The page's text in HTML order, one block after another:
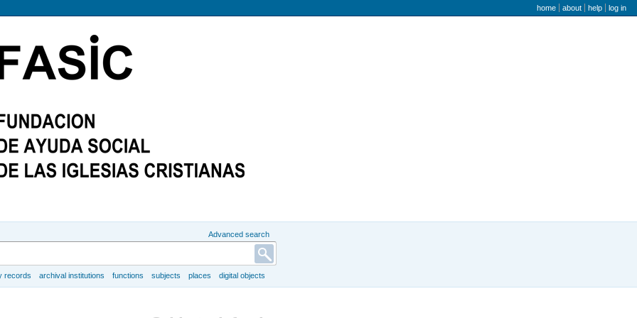
user menu
home about help log in
Advanced search
records archival institutions functions subjects places digital objects